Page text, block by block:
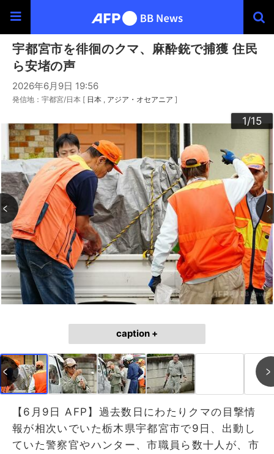
宇都宮市を徘徊のクマ、麻酔銃で捕獲 住民
ら安堵の声
2026年6月9日 19:56
発信地：宇都宮/日本 [ 日本 アジア・オセアニア ]
1/15
2/15
3/15
4/15
5/15
6/15
7/15
8/15
9/15
10/15
11/15
12/15
13/15
14/15
15/15
caption +
【6月9日 AFP】過去数日にわたりクマの目撃情
報が相次いでいた栃木県宇都宮市で9日、出動し
ていた警察官やハンター、市職員ら数十人が、市